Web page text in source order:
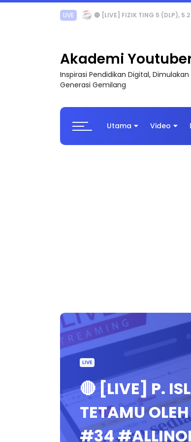
LIVE 🔴 [LIVE] PRINSIP
Akademi
Inspirasi Pendidikan Digital,
Generasi Gemilang
Utama Video
LIVE
🔴 [LIVE] P.
TETAMU
#34